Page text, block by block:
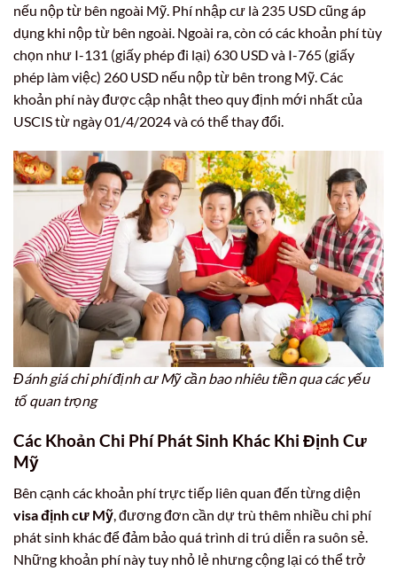
nếu nộp từ bên ngoài Mỹ. Phí nhập cư là 235 USD cũng áp
dụng khi nộp từ bên ngoài. Ngoài ra, còn có các khoản phí tùy
chọn như I-131 (giấy phép đi lại) 630 USD và I-765 (giấy
phép làm việc) 260 USD nếu nộp từ bên trong Mỹ. Các
khoản phí này được cập nhật theo quy định mới nhất của
USCIS từ ngày 01/4/2024 và có thể thay đổi.
Đánh giá chi phí định cư Mỹ cần bao nhiêu tiền qua các yếu
tố quan trọng
Các Khoản Chi Phí Phát Sinh Khác Khi Định Cư
Mỹ
Bên cạnh các khoản phí trực tiếp liên quan đến từng diện
visa định cư Mỹ , đương đơn cần dự trù thêm nhiều chi phí
phát sinh khác để đảm bảo quá trình di trú diễn ra suôn sẻ.
Những khoản phí này tuy nhỏ lẻ nhưng cộng lại có thể trở